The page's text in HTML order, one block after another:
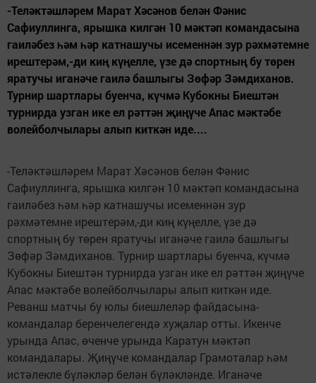
-Теләктәшләрем Марат Хәсәнов белән Фәнис
Сафиуллинга, ярышка килгән 10 мәктәп командасына
гаиләбез һәм һәр катнашучы исеменнән зур рәхмәтемне
ирештерәм,-ди киң күңелле, үзе дә спортның бу төрен
яратучы иганәче гаилә башлыгы Зөфәр Зәмдиханов.
Турнир шартлары буенча, күчмә Кубокны Биештән
турнирда узган ике ел рәттән җиңүче Апас мәктәбе
волейболчылары алып киткән иде....
-Теләктәшләрем Марат Хәсәнов белән Фәнис
Сафиуллинга, ярышка килгән 10 мәктәп командасына
гаиләбез һәм һәр катнашучы исеменнән зур
рәхмәтемне ирештерәм,-ди киң күңелле, үзе дә
спортның бу төрен яратучы иганәче гаилә башлыгы
Зөфәр Зәмдиханов. Турнир шартлары буенча, күчмә
Кубокны Биештән турнирда узган ике ел рәттән җиңүче
Апас мәктәбе волейболчылары алып киткән иде.
Реванш матчы бу юлы биешлеләр файдасына-
командалар беренчелегендә хуҗалар отты. Икенче
урында Апас, өченче урында Каратун мәктәп
командалары. Җиңүче командалар Грамоталар һәм
истәлекле бүләкләр белән бүләкләнде. Иганәче